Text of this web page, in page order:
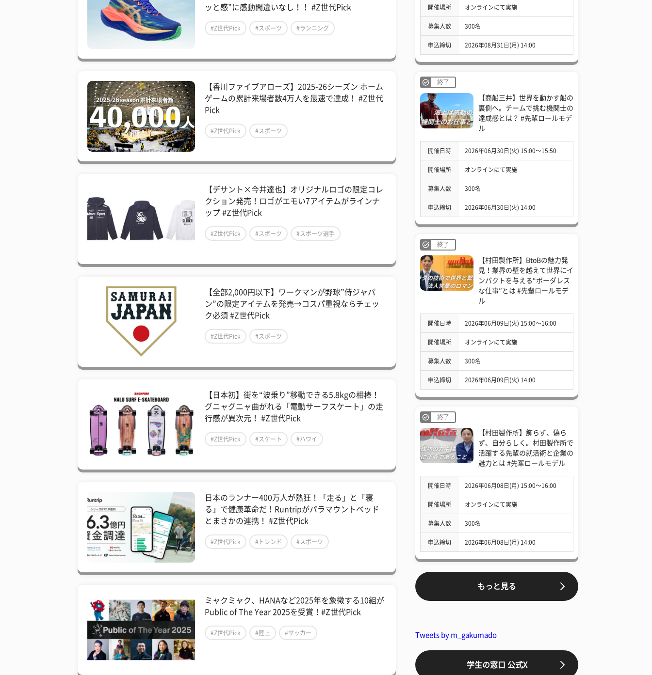
ッと感”に感動間違いなし！！ #Z世代Pick
#Z世代Pick #スポーツ #ランニング
【香川ファイブアローズ】2025-26シーズン ホーム
ゲームの累計来場者数4万人を最速で達成！ #Z世代
Pick
#Z世代Pick #スポーツ
【デサント×今井達也】オリジナルロゴの限定コレ
クション発売！ロゴがエモい7アイテムがラインナ
ップ #Z世代Pick
#Z世代Pick #スポーツ #スポーツ選手
【全部2,000円以下】ワークマンが野球”侍ジャパ
ン”の限定アイテムを発売→コスパ重視ならチェッ
ク必須 #Z世代Pick
#Z世代Pick #スポーツ
【日本初】街を“波乗り”移動できる5.8kgの相棒！
グニャグニャ曲がれる「電動サーフスケート」の走
行感が異次元！ #Z世代Pick
#Z世代Pick #スケート #ハワイ
日本のランナー400万人が熱狂！「走る」と「寝
る」で健康革命だ！Runtripがパラマウントベッド
とまさかの連携！ #Z世代Pick
#Z世代Pick #トレンド #スポーツ
ミャクミャク、HANAなど2025年を象徴する10組が
Public of The Year 2025を受賞！#Z世代Pick
#Z世代Pick #陸上 #サッカー
開催場所 オンラインにて実施
募集人数 300名
申込締切 2026年08月31日(月) 14:00
終了
【商船三井】世界を動かす船の
裏側へ。チームで挑む機関士の
達成感とは？ #先輩ロールモデ
ル
開催日時 2026年06月30日(火) 15:00〜15:50
開催場所 オンラインにて実施
募集人数 300名
申込締切 2026年06月30日(火) 14:00
終了
【村田製作所】BtoBの魅力発
見！業界の壁を越えて世界にイ
ンパクトを与える“ボーダレス
な仕事”とは #先輩ロールモデ
ル
開催日時 2026年06月09日(火) 15:00〜16:00
開催場所 オンラインにて実施
募集人数 300名
申込締切 2026年06月09日(火) 14:00
終了
【村田製作所】飾らず、偽ら
ず、自分らしく。村田製作所で
活躍する先輩の就活術と企業の
魅力とは #先輩ロールモデル
開催日時 2026年06月08日(月) 15:00〜16:00
開催場所 オンラインにて実施
募集人数 300名
申込締切 2026年06月08日(月) 14:00
もっと見る
Tweets by m_gakumado
学生の窓口 公式X